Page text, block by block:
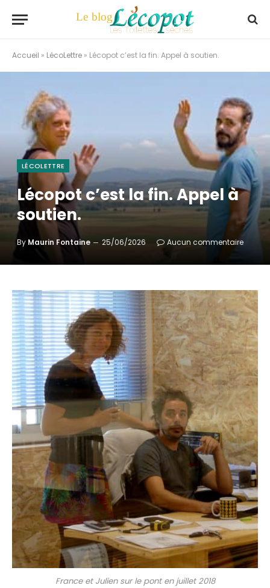
Accueil » LécoLettre » Lécopot c’est la fin. Appel à soutien.
LÉCOLETTRE
Lécopot c’est la fin. Appel à
soutien.
By Maurin Fontaine 25/06/2026 Aucun commentaire
France et Julien sur le pont en juillet 2018